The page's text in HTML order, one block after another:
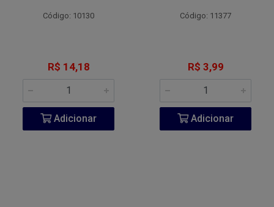
Código: 10130
R$ 14,18
Adicionar
Código: 11377
R$ 3,99
Adicionar